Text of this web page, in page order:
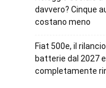
davvero? Cinque
costano meno
Fiat 500e, il
batterie dal 2027
completamente